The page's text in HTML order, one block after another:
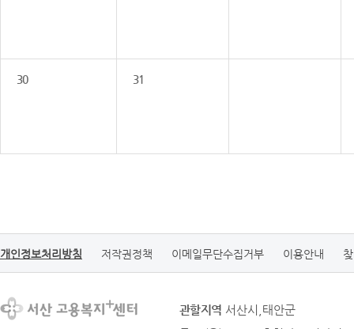
30 31
개인정보처리방침 저작권정책 이메일무단수집거부 이용안내
관할지역 서산시,태안군